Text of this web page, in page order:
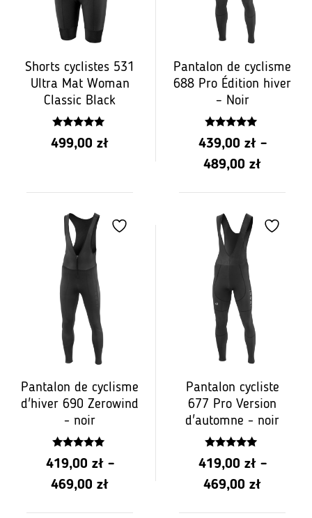
Shorts cyclistes 531
Ultra Mat Woman
Classic Black
5.00
z 5
499,00 zł
Pantalon de cyclisme
688 Pro Édition hiver
– Noir
4.84
z 5
439,00 zł –
489,00 złGamme
de
Pantalon de cyclisme
d'hiver 690 Zerowind
- noir
4.90
z 5
419,00 zł –
469,00 złGamme
Pantalon cycliste
677 Pro Version
d'automne - noir
4.84
z 5
419,00 zł –
469,00 złGamme